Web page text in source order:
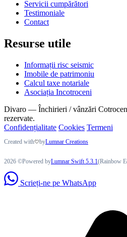
Servicii cumpărători
Testimoniale
Contact
Resurse utile
Informații risc seismic
Imobile de patrimoniu
Calcul taxe notariale
Asociația Incotroceni
Divaro — Închirieri / vânzări
rezervate.
Confidențialitate Cookies Termeni
Created with byLumnar Creations
2026 ©Powered byLumnar Swift 5.3.1(Rainbow
Scrieți-ne pe WhatsApp